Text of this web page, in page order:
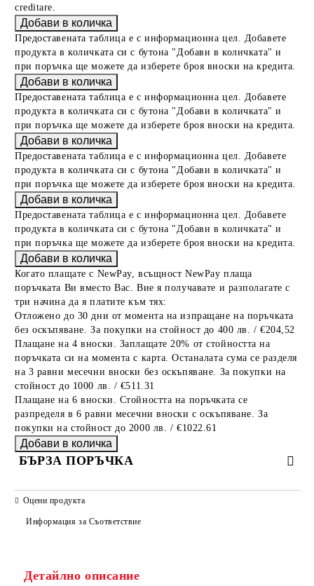
creditare.
Предоставената таблица е с информационна цел. Добавете
продукта в количката си с бутона "Добави в количката" и
при поръчка ще можете да изберете броя вноски на кредита.
Предоставената таблица е с информационна цел. Добавете
продукта в количката си с бутона "Добави в количката" и
при поръчка ще можете да изберете броя вноски на кредита.
Предоставената таблица е с информационна цел. Добавете
продукта в количката си с бутона "Добави в количката" и
при поръчка ще можете да изберете броя вноски на кредита.
Предоставената таблица е с информационна цел. Добавете
продукта в количката си с бутона "Добави в количката" и
при поръчка ще можете да изберете броя вноски на кредита.
Когато плащате с NewPay, всъщност NewPay плаща
поръчката Ви вместо Вас. Вие я получавате и разполагате с
три начина да я платите към тях:
Отложено до 30 дни от момента на изпращане на поръчката
без оскъпяване. За покупки на стойност до 400 лв. / €204,52
Плащане на 4 вноски. Заплащате 20% от стойността на
поръчката си на момента с карта. Останалата сума се разделя
на 3 равни месечни вноски без оскъпяване. За покупки на
стойност до 1000 лв. / €511.31
Плащане на 6 вноски. Стойността на поръчката се
разпределя в 6 равни месечни вноски с оскъпяване. За
покупки на стойност до 2000 лв. / €1022.61
БЪРЗА ПОРЪЧКА
Съгласен съм с
Оцени продукта
Информация за Съответствие
Детайлно описание